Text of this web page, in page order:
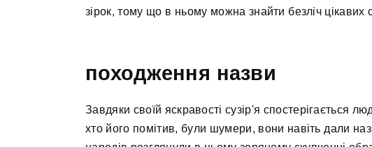
зірок, тому що в ньому можна знайти безліч цікавих
походження назви
Завдяки своїй яскравості сузір'я спостерігається
хто його помітив, були шумери, вони навіть дали